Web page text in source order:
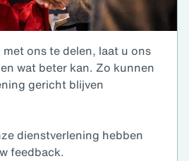
ons te delen, laat u ons
wat beter kan. Zo kunnen
gericht blijven
dienstverlening hebben
feedback.